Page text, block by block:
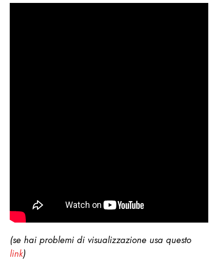
(se hai problemi di visualizzazione usa questo
link)